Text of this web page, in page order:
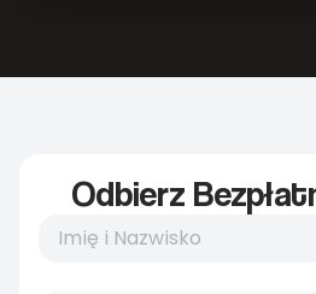
Odbierz